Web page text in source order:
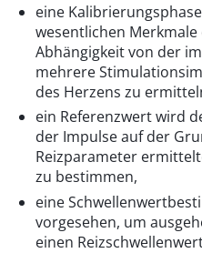
eine
wesentlichen
Abhängigkeit von der
mehrere
des Herzens zu
ein Referenzwert wird
der Impulse auf der
Reizparameter
zu bestimmen,
eine
vorgesehen, um
einen